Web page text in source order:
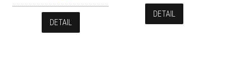
DETAIL
DETAIL